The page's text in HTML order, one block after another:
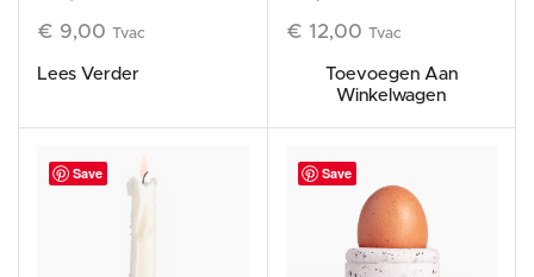
€ 9,00 Tvac
Lees Verder
Limited Edition
€ 12,00 Tvac
Toevoegen Aan
Winkelwagen
Save Save